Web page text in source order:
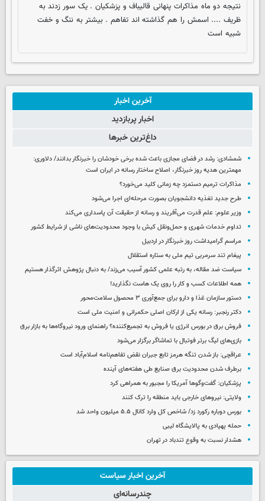
نتیجه دو ماه مذاکرات پنهانی قالیباف و پزشکیان . یک سور زدند به
ظریف .... اسمش را هم گذاشته اند تفاهم . بیشتر به ننگ و خفت
شبیه است
آخرین اخبار
اخبار پربازدید
داغ‌ترین خبرها
شمشادی: رشد در فضای مجازی باعث شده برخی خودشان را خبرنگار بدانند/ دلاوری:
مهمترین هدیه‌ روز خبرنگار، اصلاح ساختار رسانه در ایران است
مذاکرات ترمیم دستمزد چه زمانی کلید می‌خورد؟
طرح جدید تغذیه دانشجویان بصورت مرحله‌ای اجرا می‌شود
وزیر علوم: علم قدرت می‌آفریند و رسانه از حقیقت آن پاسداری می‌کند
تداوم خدمات شهری و حمل‌ونقل کیش با وجود محدودیت‌های ناشی از شرایط کشور
مراسم گرامیداشت روز خبرنگار در اردبیل
پیغام تند سرمربی تیم ملی به ستاره استقلال
سیاست ضد مقاله، به رتبه علمی کشور آسیب می‌زند/ به دنبال پژوهش اثرگذار هستیم
همه اطلاعات کسب‌ و کار را روی یک هاست نگذارید!
دستور سازمان غذا و دارو برای جمع‌آوری ۳ محصول سلامت‌محور
دکتر رنجبر: رسانه یکی از ارکان اصلی حکمرانی و امنیت ملی است
فروش برق در بورس انرژی یا فروش به تجمیع‌کننده؟ راهنمای ورود نیروگاه‌ها به بازار برق
بازی‌های لیگ برتر فوتبال با تماشاگر برگزار می‌شود
عراقچی: باز شدن تنگه هرمز تابع جبران نقض تفاهم‌نامه اسلام‌آباد است
برطرف شدن محدودیت‌ برق صنایع طی هفته‌های آینده
پزشکیان: گفت‌وگوها آمریکا را مجبور به همراهی کرد
ولایتی: نیروهای خارجی باید منطقه را ترک کنند
بورس دوباره رکورد زد/ شاخص کل وارد کانال ۵.۵ میلیون واحد شد
حمله پهپادی به پالایشگاه لیبی
هشدار نسبت به وقوع تندباد در تهران
آخرین اخبار سیاست
چندرسانه‌ای